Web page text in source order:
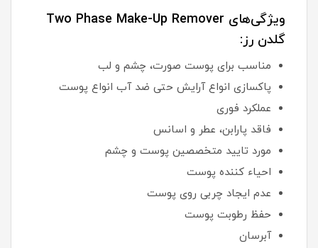
ویژگی‌های Two Phase Make-Up Remover
گلدن رز:
مناسب برای پوست صورت، چشم و لب
پاکسازی انواع آرایش حتی ضد آب انواع پوست
عملکرد فوری
فاقد پارابن، عطر و اسانس
مورد تایید متخصصین پوست و چشم
احیاء کننده پوست
عدم ایجاد چربی روی پوست
حفظ رطوبت پوست
آبرسان